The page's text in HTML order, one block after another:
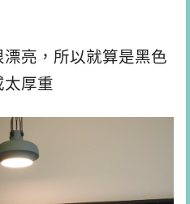
亮，所以就算是黑色
太厚重